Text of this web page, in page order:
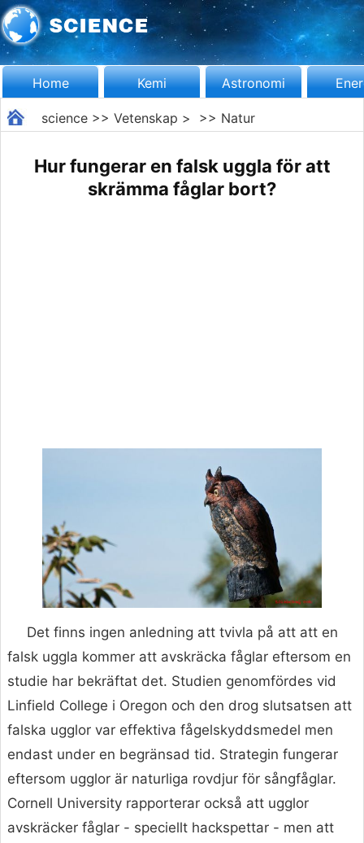
Home Kemi Astronomi
science>> Vetenskap > >> Natur
Hur fungerar en falsk uggla för att
skrämma fåglar bort?
Det finns ingen anledning att tvivla på att att en
falsk uggla kommer att avskräcka fåglar eftersom en
studie har bekräftat det. Studien genomfördes vid
Linfield College i Oregon och den drog slutsatsen att
falska ugglor var effektiva fågelskyddsmedel men
endast under en begränsad tid. Strategin fungerar
eftersom ugglor är naturliga rovdjur för sångfåglar.
Cornell University rapporterar också att ugglor
avskräcker fåglar - speciellt hackspettar - men att